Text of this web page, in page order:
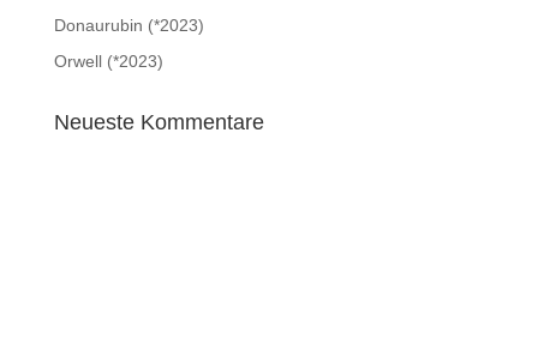
Donaurubin (*2023)
Orwell (*2023)
Neueste Kommentare